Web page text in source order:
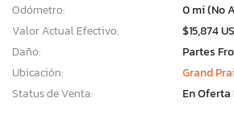
Odómetro:
0 mi (No
Valor Actual Efectivo:
$15,874
Daño:
Partes
Ubicación:
Grand
Status de Venta:
En